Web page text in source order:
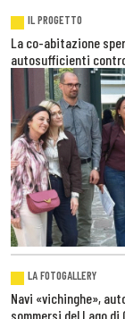
IL PROGETTO
La co-abitazione
autosufficienti
LA FOTOGALLERY
Navi «vichinghe»,
sommersi del Lago di